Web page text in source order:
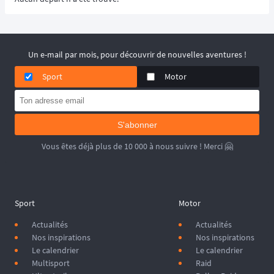
Un e-mail par mois, pour découvrir de nouvelles aventures !
Sport
Motor
S'abonner
Vous êtes déjà plus de 10 000 à nous suivre ! Merci 🤗
Sport
Actualités
Nos inspirations
Le calendrier
Multisport
Motor
Actualités
Nos inspirations
Le calendrier
Raid